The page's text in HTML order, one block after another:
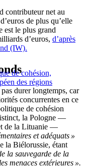
contributeur net au
de plus qu’elle
est le plus grand
d’euros, d’après
(IW).
de cohésion,
des régions
durer longtemps, car
concurrentes en ce
de cohésion
la Pologne —
de la Lituanie —
et adéquats »
la Biélorussie, étant
la sauvegarde de la
menaces extérieures ».